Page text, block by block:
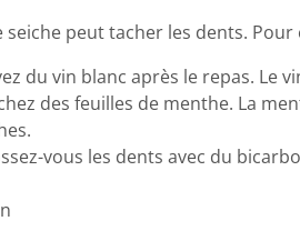
seiche peut tacher les dents.
du vin blanc après le repas. Le
des feuilles de menthe. La
vous les dents avec du